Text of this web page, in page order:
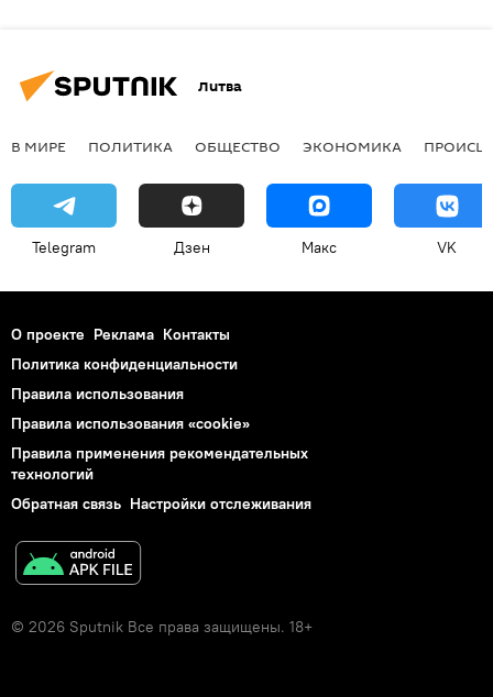
Литва
В МИРЕ ПОЛИТИКА ОБЩЕСТВО ЭКОНОМИКА
Telegram Дзен Макс VK
О проекте Реклама Контакты
Политика конфиденциальности
Правила использования
Правила использования «cookie»
Правила применения рекомендательных
технологий
Обратная связь Настройки отслеживания
© 2026 Sputnik Все права защищены. 18+